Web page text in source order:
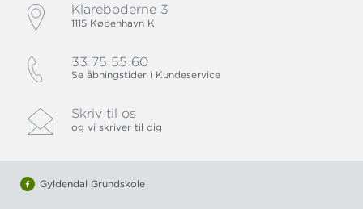
Klareboderne 3
1115 København K
33 75 55 60
Se åbningstider i Kundeservice
Skriv til os
og vi skriver til dig
Gyldendal Grundskole